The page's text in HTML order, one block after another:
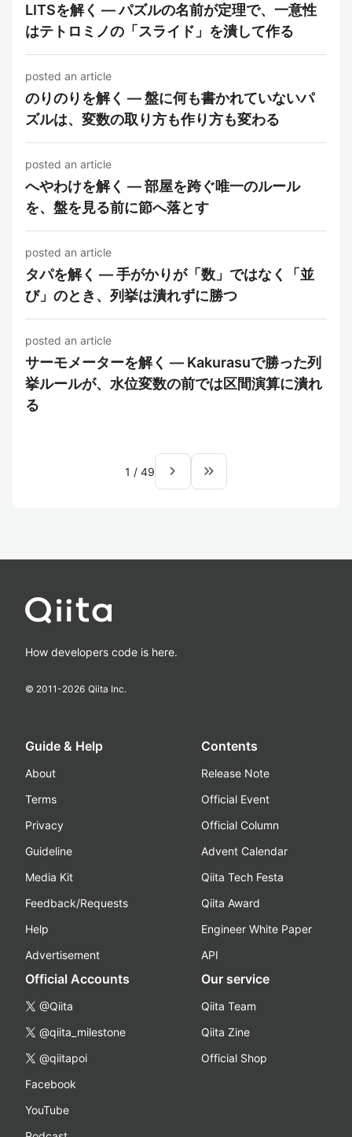
LITSを解く — パズルの名前が定理で、一意性
はテトロミノの「スライド」を潰して作る
posted an article
のりのりを解く — 盤に何も書かれていないパ
ズルは、変数の取り方も作り方も変わる
posted an article
へやわけを解く — 部屋を跨ぐ唯一のルール
を、盤を見る前に節へ落とす
posted an article
タパを解く — 手がかりが「数」ではなく「並
び」のとき、列挙は潰れずに勝つ
posted an article
サーモメーターを解く — Kakurasuで勝った列
挙ルールが、水位変数の前では区間演算に潰れ
る
1 / 49 navigate_next keyboard_double_arrow_right
How developers code is here.
© 2011-2026 Qiita Inc.
Guide & Help
About
Terms
Privacy
Guideline
Media Kit
Feedback/Requests
Help
Advertisement
Contents
Release Note
Official Event
Official Column
Advent Calendar
Qiita Tech Festa
Qiita Award
Engineer White Paper
API
Official Accounts
@Qiita
@qiita_milestone
@qiitapoi
Facebook
YouTube
Our service
Qiita Team
Qiita Zine
Official Shop